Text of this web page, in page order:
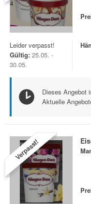
Leider verpasst!
Gültig: 25.05. -
30.05.
Dieses Angebot
Aktuelle
Verpasst!